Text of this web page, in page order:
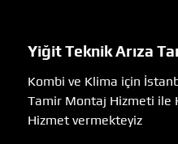
Yiğit Teknik Arıza
Kombi ve Klima için
Tamir Montaj Hizmeti ile
Hizmet vermekteyiz